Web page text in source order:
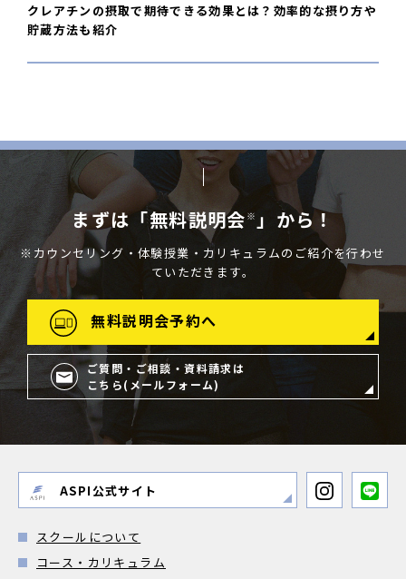
クレアチンの摂取で期待できる効果とは？効率的な摂り方や
貯蔵方法も紹介
まずは「無料説明会 ※ 」から！
※カウンセリング・体験授業・カリキュラムのご紹介を行わせ
ていただきます。
無料説明会予約へ
ご質問・ご相談・資料請求は
こちら(メールフォーム)
ASPI公式サイト
スクールについて
コース・カリキュラム